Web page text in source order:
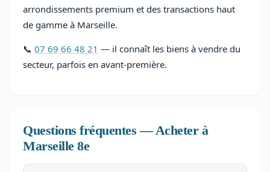
arrondissements premium et des transactions haut
de gamme à Marseille.
📞 07 69 66 48 21 — il connaît les biens à vendre du
secteur, parfois en avant-première.
Questions fréquentes — Acheter à
Marseille 8e